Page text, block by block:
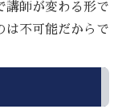
講師が変わる形で
は不可能だからで